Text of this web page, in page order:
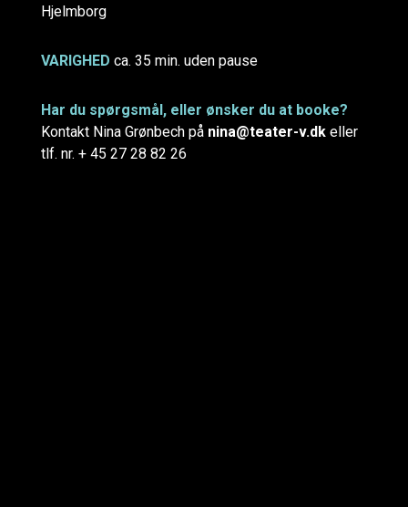
Hjelmborg
VARIGHED ca. 35 min. uden pause
Har du spørgsmål, eller ønsker du at booke?
Kontakt Nina Grønbech på nina@teater-v.dk eller
tlf. nr. + 45 ‭27 28 82 26‬